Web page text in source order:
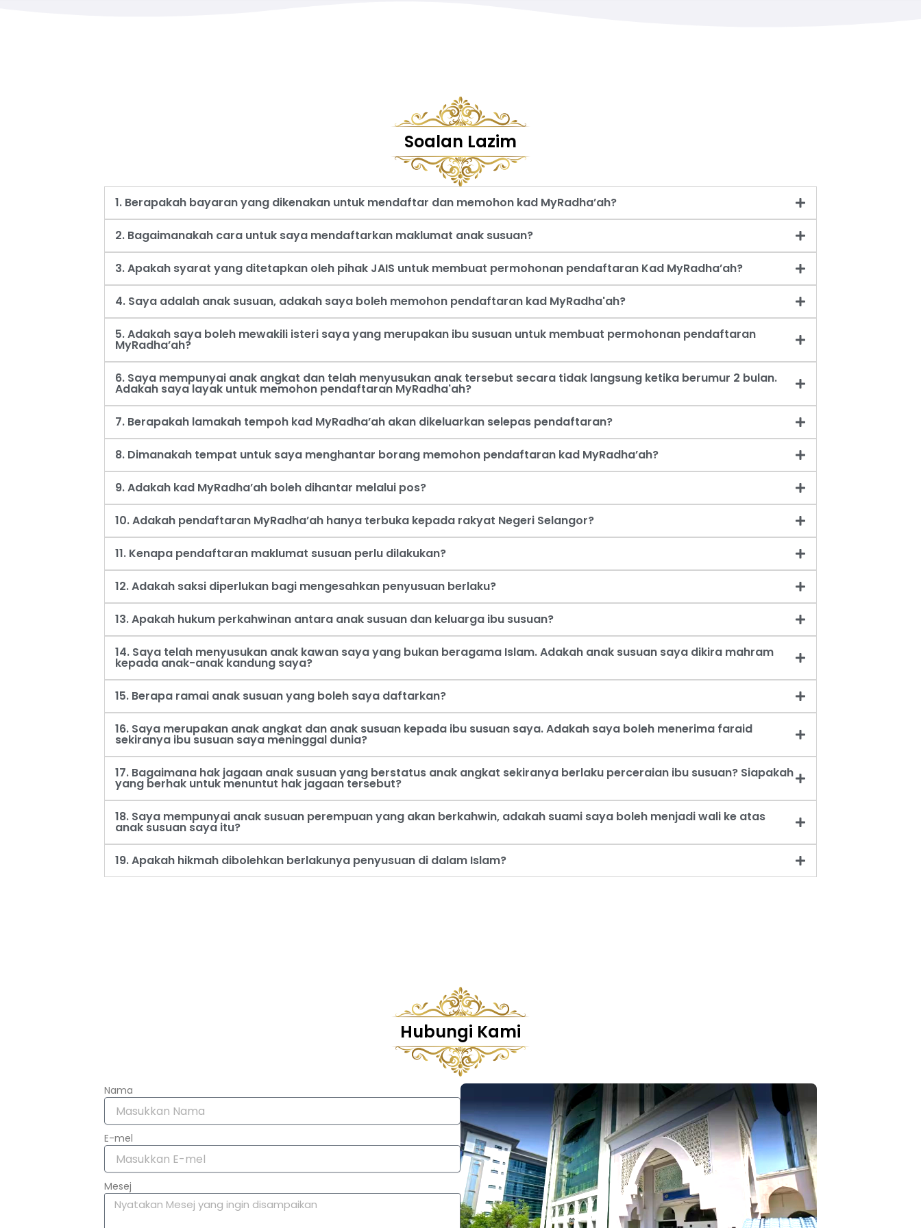
Soalan Lazim
1. Berapakah bayaran yang dikenakan untuk mendaftar dan memohon kad MyRadha’ah?
2. Bagaimanakah cara untuk saya mendaftarkan maklumat anak susuan?
3. Apakah syarat yang ditetapkan oleh pihak JAIS untuk membuat permohonan pendaftaran Kad MyRadha’ah?
4. Saya adalah anak susuan, adakah saya boleh memohon pendaftaran kad MyRadha'ah?
5. Adakah saya boleh mewakili isteri saya yang merupakan ibu susuan untuk membuat permohonan pendaftaran
MyRadha’ah?
6. Saya mempunyai anak angkat dan telah menyusukan anak tersebut secara tidak langsung ketika berumur 2 bulan.
Adakah saya layak untuk memohon pendaftaran MyRadha'ah?
7. Berapakah lamakah tempoh kad MyRadha’ah akan dikeluarkan selepas pendaftaran?
8. Dimanakah tempat untuk saya menghantar borang memohon pendaftaran kad MyRadha’ah?
9. Adakah kad MyRadha’ah boleh dihantar melalui pos?
10. Adakah pendaftaran MyRadha’ah hanya terbuka kepada rakyat Negeri Selangor?
11. Kenapa pendaftaran maklumat susuan perlu dilakukan?
12. Adakah saksi diperlukan bagi mengesahkan penyusuan berlaku?
13. Apakah hukum perkahwinan antara anak susuan dan keluarga ibu susuan?
14. Saya telah menyusukan anak kawan saya yang bukan beragama Islam. Adakah anak susuan saya dikira mahram
kepada anak-anak kandung saya?
15. Berapa ramai anak susuan yang boleh saya daftarkan?
16. Saya merupakan anak angkat dan anak susuan kepada ibu susuan saya. Adakah saya boleh menerima faraid
sekiranya ibu susuan saya meninggal dunia?
17. Bagaimana hak jagaan anak susuan yang berstatus anak angkat sekiranya berlaku perceraian ibu susuan? Siapakah
yang berhak untuk menuntut hak jagaan tersebut?
18. Saya mempunyai anak susuan perempuan yang akan berkahwin, adakah suami saya boleh menjadi wali ke atas
anak susuan saya itu?
19. Apakah hikmah dibolehkan berlakunya penyusuan di dalam Islam?
Hubungi Kami
Nama
E-mel
Mesej